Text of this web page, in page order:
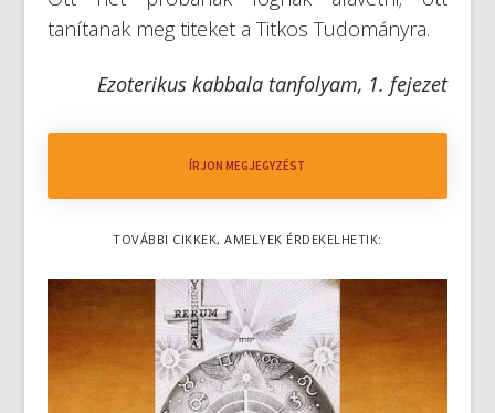
tanítanak meg titeket a Titkos Tudományra.
Ezoterikus kabbala tanfolyam, 1. fejezet
ÍRJON MEGJEGYZÉST
TOVÁBBI CIKKEK, AMELYEK ÉRDEKELHETIK: